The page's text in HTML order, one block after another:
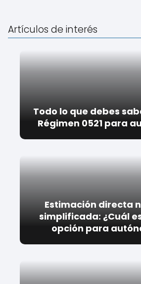
Artículos de interés
Todo lo que debes
Régimen 0521 para
Estimación directa
simplificada: ¿Cuál
opción para